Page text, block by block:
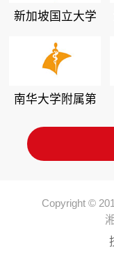
新加坡国立大学
南华大学附属第
Copyright ©